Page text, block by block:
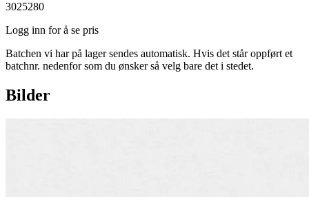
3025280
Logg inn for å se pris
Batchen vi har på lager sendes automatisk. Hvis det står oppført et
batchnr. nedenfor som du ønsker så velg bare det i stedet.
Bilder